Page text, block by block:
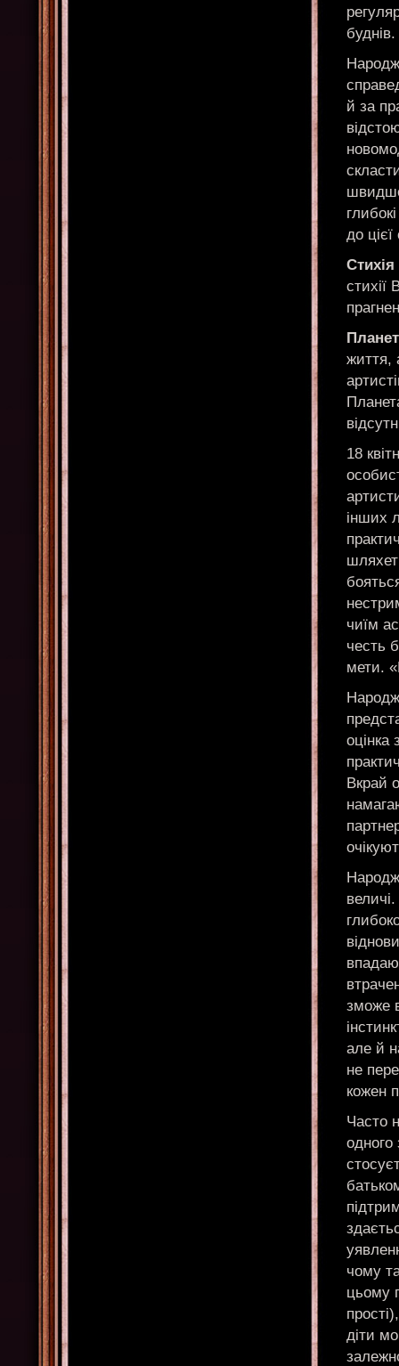
буднів.
й за
до цієї
стихії
життя,
18
інших
чиїм
честь
мети.
Вкрай
зможе
але й
не
кожен
Часто
одного
чому
цьому
діти